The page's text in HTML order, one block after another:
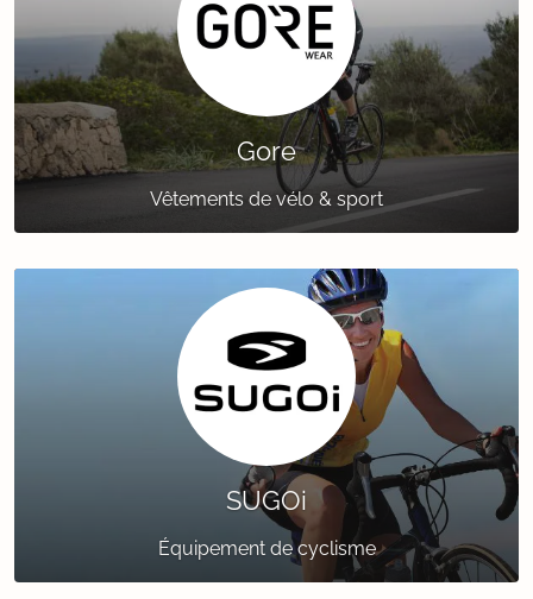
Gore
Vêtements de vélo & sport
SUGOi
Équipement de cyclisme